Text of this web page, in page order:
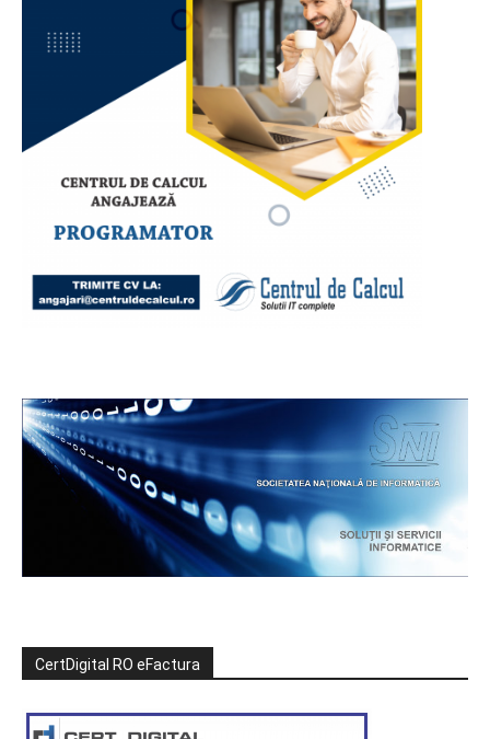
CertDigital RO eFactura